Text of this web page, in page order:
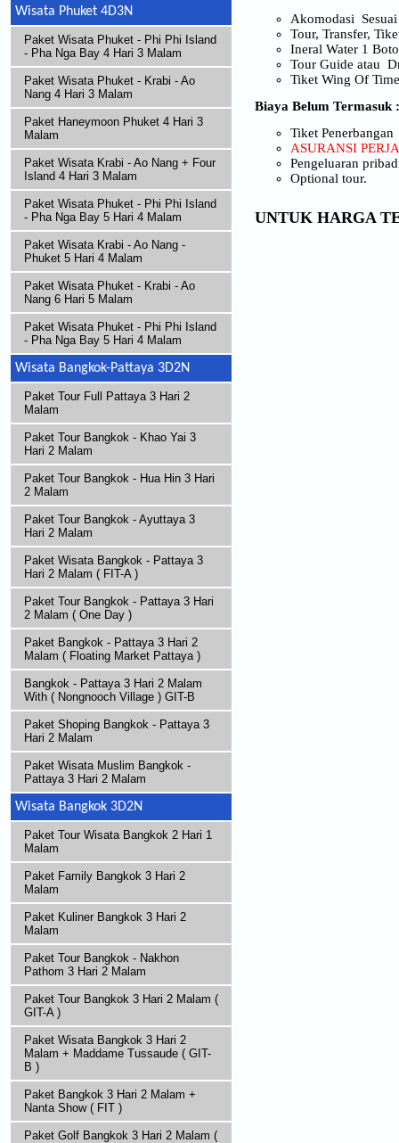
Wisata Phuket 4D3N
Paket Wisata Phuket - Phi Phi Island
- Pha Nga Bay 4 Hari 3 Malam
Paket Wisata Phuket - Krabi - Ao
Nang 4 Hari 3 Malam
Paket Haneymoon Phuket 4 Hari 3
Malam
Paket Wisata Krabi - Ao Nang + Four
Island 4 Hari 3 Malam
Paket Wisata Phuket - Phi Phi Island
- Pha Nga Bay 5 Hari 4 Malam
Paket Wisata Krabi - Ao Nang -
Phuket 5 Hari 4 Malam
Paket Wisata Phuket - Krabi - Ao
Nang 6 Hari 5 Malam
Paket Wisata Phuket - Phi Phi Island
- Pha Nga Bay 5 Hari 4 Malam
Wisata Bangkok-Pattaya 3D2N
Paket Tour Full Pattaya 3 Hari 2
Malam
Paket Tour Bangkok - Khao Yai 3
Hari 2 Malam
Paket Tour Bangkok - Hua Hin 3 Hari
2 Malam
Paket Tour Bangkok - Ayuttaya 3
Hari 2 Malam
Paket Wisata Bangkok - Pattaya 3
Hari 2 Malam ( FIT-A )
Paket Tour Bangkok - Pattaya 3 Hari
2 Malam ( One Day )
Paket Bangkok - Pattaya 3 Hari 2
Malam ( Floating Market Pattaya )
Bangkok - Pattaya 3 Hari 2 Malam
With ( Nongnooch Village ) GIT-B
Paket Shoping Bangkok - Pattaya 3
Hari 2 Malam
Paket Wisata Muslim Bangkok -
Pattaya 3 Hari 2 Malam
Wisata Bangkok 3D2N
Paket Tour Wisata Bangkok 2 Hari 1
Malam
Paket Family Bangkok 3 Hari 2
Malam
Paket Kuliner Bangkok 3 Hari 2
Malam
Paket Tour Bangkok - Nakhon
Pathom 3 Hari 2 Malam
Paket Tour Bangkok 3 Hari 2 Malam (
GIT-A )
Paket Wisata Bangkok 3 Hari 2
Malam + Maddame Tussaude ( GIT-
B )
Paket Bangkok 3 Hari 2 Malam +
Nanta Show ( FIT )
Paket Golf Bangkok 3 Hari 2 Malam (
Akomodasi
Tour, Transfer,
Ineral Water 1
Tour Guide atau
Tiket Wing Of
Biaya Belum Termasuk :
Tiket Penerbangan
ASURANSI
Pengeluaran
Optional tour.
UNTUK HARGA